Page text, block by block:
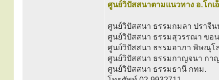
ศูนย์วิปัสสนาตามแนวทาง อ.โกเ
ศูนย์วิปัสสนา ธรรมกมลา ปราจีน
ศูนย์วิปัสสนา ธรรมสุวรรณา ขอ
ศูนย์วิปัสสนา ธรรมอาภา พิษณุโ
ศูนย์วิปัสสนา ธรรมกาญจนา กา
ศูนย์วิปัสสนา ธรรมธานี กทม.